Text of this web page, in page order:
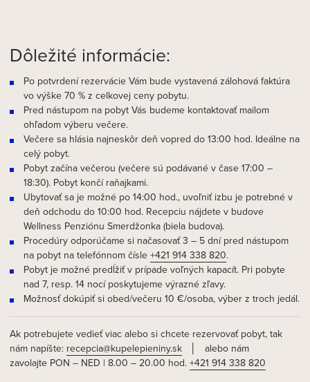
Dôležité informácie:
Po potvrdení rezervácie Vám bude vystavená zálohová faktúra
vo výške 70 % z celkovej ceny pobytu.
Pred nástupom na pobyt Vás budeme kontaktovať mailom
ohľadom výberu večere.
Večere sa hlásia najneskôr deň vopred do 13:00 hod. Ideálne na
celý pobyt.
Pobyt začína večerou (večere sú podávané v čase 17:00 –
18:30). Pobyt končí raňajkami.
Ubytovať sa je možné po 14:00 hod., uvoľniť izbu je potrebné v
deň odchodu do 10:00 hod. Recepciu nájdete v budove
Wellness Penziónu Smerdžonka (biela budova).
Procedúry odporúčame si načasovať 3 – 5 dní pred nástupom
na pobyt na telefónnom čísle +421 914 338 820.
Pobyt je možné predĺžiť v prípade voľných kapacít. Pri pobyte
nad 7, resp. 14 nocí poskytujeme výrazné zľavy.
Možnosť dokúpiť si obed/večeru 10 €/osoba, výber z troch jedál.
Ak potrebujete vedieť viac alebo si chcete rezervovať pobyt, tak
nám napíšte: recepcia@kupelepieniny.sk │ alebo nám
zavolajte PON – NED | 8.00 – 20.00 hod. +421 914 338 820